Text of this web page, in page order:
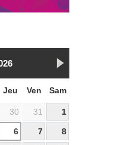
Jeu Ven Sam
30 31 1
6 7 8